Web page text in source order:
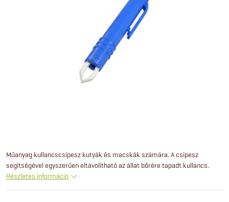
Műanyag kullancscsipesz kutyák és macskák számára. A csipesz
segítségével egyszerűen eltávolítható az állat bőrére tapadt kullancs.
Részletes információ